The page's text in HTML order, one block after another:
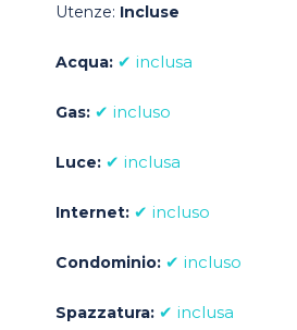
Utenze: Incluse
Acqua: ✔ inclusa
Gas: ✔ incluso
Luce: ✔ inclusa
Internet: ✔ incluso
Condominio: ✔ incluso
Spazzatura: ✔ inclusa